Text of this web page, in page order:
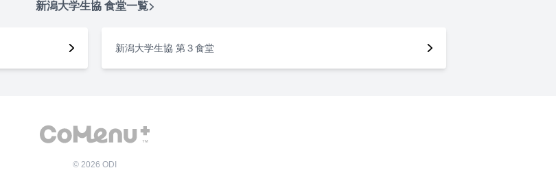
新潟大学生協 食堂一覧
新潟大学生協 第３食堂
© 2026 ODI